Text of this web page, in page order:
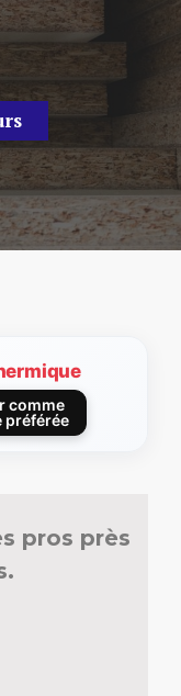
comme
préférée
pros près